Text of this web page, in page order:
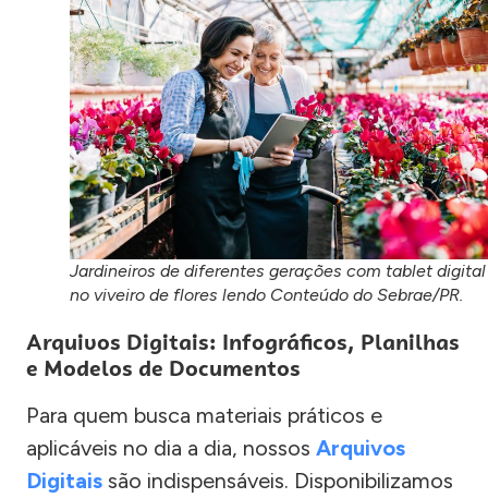
Jardineiros de diferentes gerações com tablet digital
no viveiro de flores lendo Conteúdo do Sebrae/PR.
Arquivos Digitais: Infográficos, Planilhas
e Modelos de Documentos
Para quem busca materiais práticos e
aplicáveis no dia a dia, nossos Arquivos
Digitais são indispensáveis. Disponibilizamos